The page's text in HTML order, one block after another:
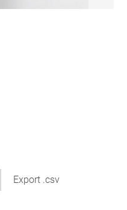
Export .csv